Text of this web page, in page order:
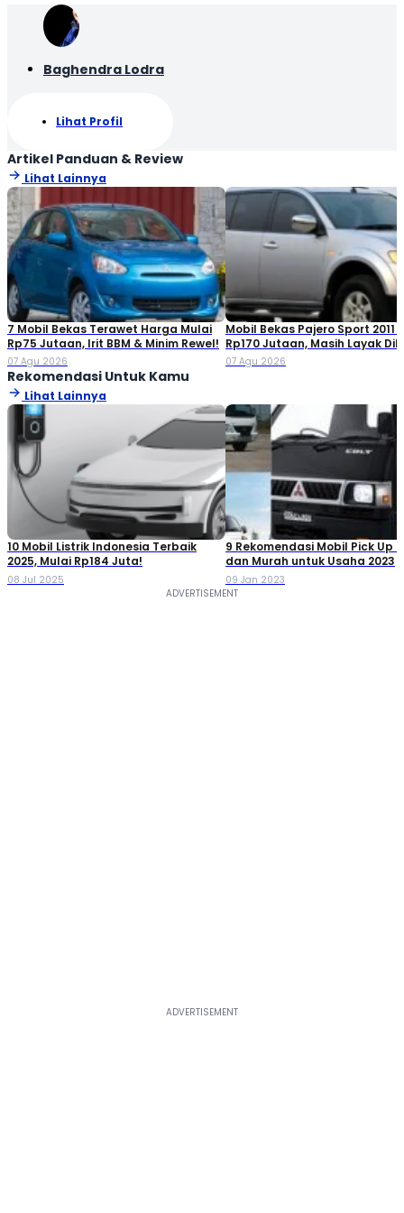
Baghendra Lodra
Lihat Profil
Artikel Panduan & Review
Lihat Lainnya
7 Mobil Bekas Terawet Harga Mulai
Rp75 Jutaan, Irit BBM & Minim Rewel!
07 Agu 2026
Mobil Bekas Pajero Sport 2011
Rp170 Jutaan, Masih Layak
07 Agu 2026
Rekomendasi Untuk Kamu
Lihat Lainnya
10 Mobil Listrik Indonesia Terbaik
2025, Mulai Rp184 Juta!
08 Jul 2025
9 Rekomendasi Mobil Pick Up
dan Murah untuk Usaha 2023
09 Jan 2023